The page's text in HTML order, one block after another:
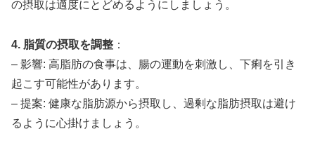
の摂取は適度にとどめるようにしましょう。
4. 脂質の摂取を調整 ：
– 影響: 高脂肪の食事は、腸の運動を刺激し、下痢を引き
起こす可能性があります。
– 提案: 健康な脂肪源から摂取し、過剰な脂肪摂取は避け
るように心掛けましょう。